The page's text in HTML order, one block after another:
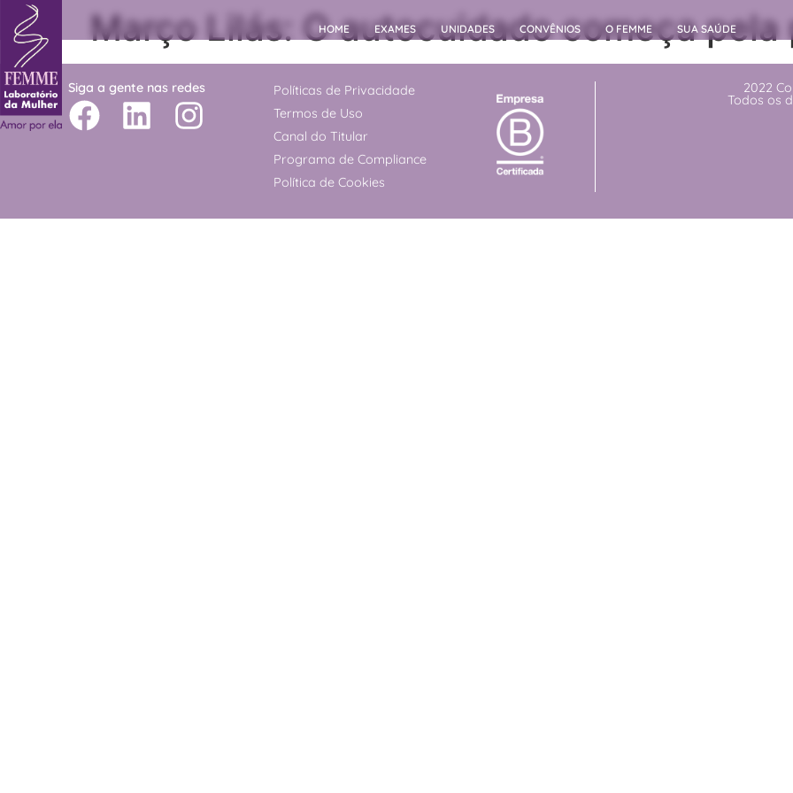
HOME EXAMES UNIDADES CONVÊNIOS O FEMME SUA SAÚDE
Março Lilás: O autocuidado começa pela
Siga a gente nas redes
Políticas de Privacidade
Termos de Uso
Canal do Titular
Programa de Compliance
Política de Cookies
2022
Todos os